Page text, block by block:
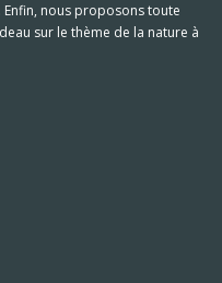
nous proposons toute
sur le thème de la nature à